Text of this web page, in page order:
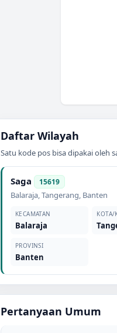
Daftar Wilayah
Satu kode pos bisa dipakai oleh
Saga 15619
Balaraja,Tangerang, Banten
KECAMATAN
Balaraja
KOTA/
PROVINSI
Banten
Pertanyaan Umum